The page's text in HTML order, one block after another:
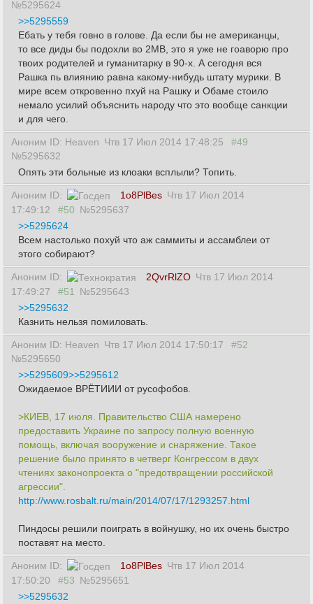
№5295624
>>5295559
Ебать у тебя говно в голове. Да если бы не американцы,
то все диды бы подохли во 2МВ, это я уже не гоаворю про
твоих родителей и гуманитарку в 90-х. А сегодня вся
Рашка пь влиянию равна какому-нибудь штату мурики. В
мире всем откровенно пхуй на Рашку и Обаме стоило
немало усилий объяснить народу что это вообще санкции
и для чего.
Аноним ID: Heaven Чтв 17 Июл 2014 17:48:25
#49
№5295632
Опять эти больные из клоаки всплыли? Топить.
Аноним ID: 1o8PlBes Чтв 17 Июл 2014
17:49:12
#50 №5295637
>>5295624
Всем настолько похуй что аж саммиты и ассамблеи от
этого собирают?
Аноним ID: 2QvrRlZO Чтв 17 Июл 2014
17:49:27
#51
№5295643
>>5295632
Казнить нельзя помиловать.
Аноним ID: Heaven Чтв 17 Июл 2014 17:50:17
#52
№5295650
>>5295609>>5295612
Ожидаемое ВРЁТИИИ от русофобов.
>КИЕВ, 17 июля. Правительство США намерено
предоставить Украине по запросу полную военную
помощь, включая вооружение и снаряжение. Такое
решение было принято в четверг Конгрессом в двух
чтениях законопроекта о "предотвращении российской
агрессии".
http://www.rosbalt.ru/main/2014/07/17/1293257.html
Пиндосы решили поиграть в войнушку, но их очень быстро
поставят на место.
Аноним ID: 1o8PlBes Чтв 17 Июл 2014
17:50:20
#53 №5295651
>>5295632